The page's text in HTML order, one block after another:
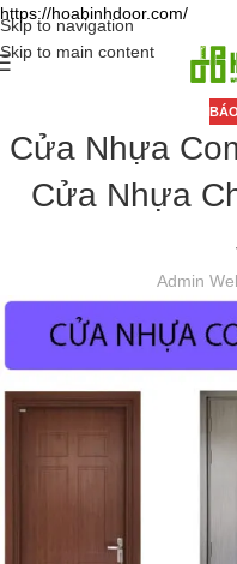
https://hoabinhdoor.com/
Skip to navigation
Skip to main content
Cửa Nhựa
Cửa Nhựa
Admin